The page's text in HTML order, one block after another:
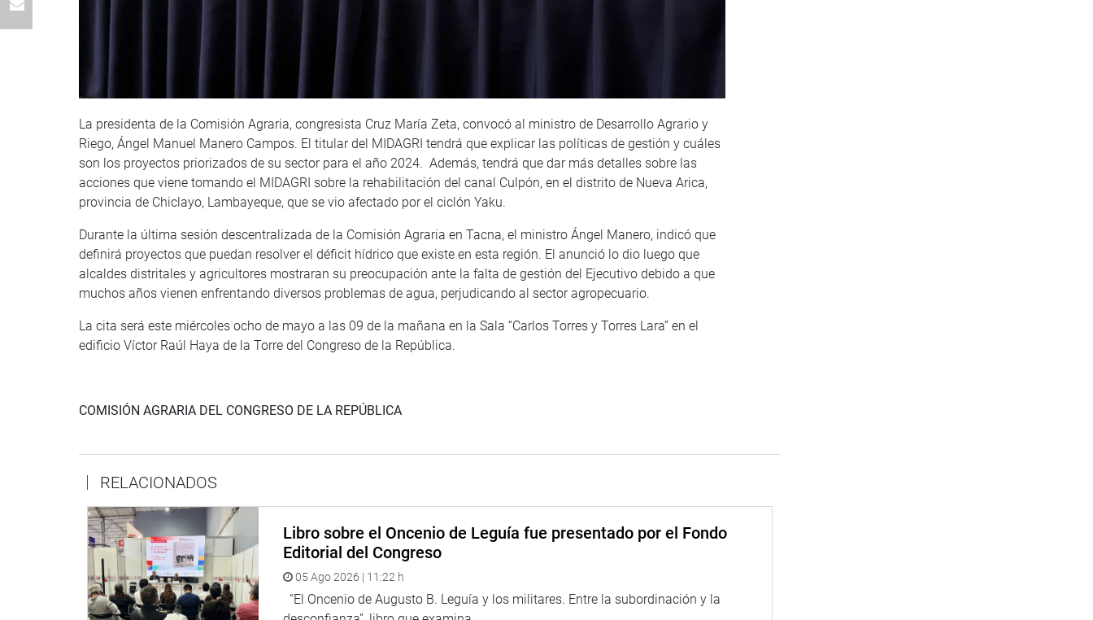
La presidenta de la Comisión Agraria, congresista Cruz María Zeta, convocó al ministro de Desarrollo Agrario y
Riego, Ángel Manuel Manero Campos. El titular del MIDAGRI tendrá que explicar las políticas de gestión y cuáles
son los proyectos priorizados de su sector para el año 2024. Además, tendrá que dar más detalles sobre las
acciones que viene tomando el MIDAGRI sobre la rehabilitación del canal Culpón, en el distrito de Nueva Arica,
provincia de Chiclayo, Lambayeque, que se vio afectado por el ciclón Yaku.
Durante la última sesión descentralizada de la Comisión Agraria en Tacna, el ministro Ángel Manero, indicó que
definirá proyectos que puedan resolver el déficit hídrico que existe en esta región. El anunció lo dio luego que
alcaldes distritales y agricultores mostraran su preocupación ante la falta de gestión del Ejecutivo debido a que
muchos años vienen enfrentando diversos problemas de agua, perjudicando al sector agropecuario.
La cita será este miércoles ocho de mayo a las 09 de la mañana en la Sala “Carlos Torres y Torres Lara” en el
edificio Víctor Raúl Haya de la Torre del Congreso de la República.
COMISIÓN AGRARIA DEL CONGRESO DE LA REPÚBLICA
RELACIONADOS
Libro sobre el Oncenio de Leguía fue presentado por el Fondo
Editorial del Congreso
05 Ago 2026 | 11:22 h
“El Oncenio de Augusto B. Leguía y los militares. Entre la subordinación y la